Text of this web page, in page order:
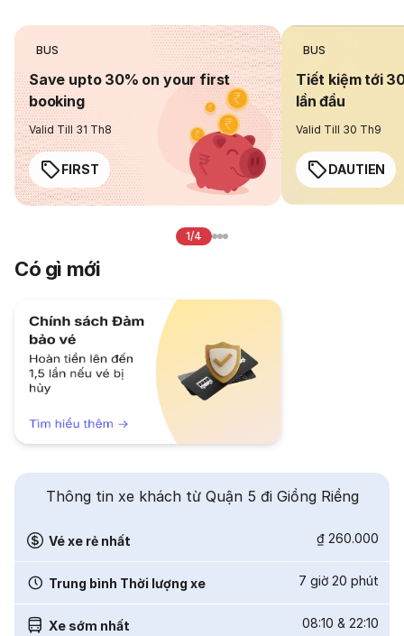
BUS
Save upto 30% on your first
booking
Valid Till 31 Th8
FIRST
BUS
Tiết kiệm tới
lần đầu
Valid Till 30 Th9
DAUTIEN
1/4
Có gì mới
Thông tin xe khách từ Quận 5 đi Giồng Riềng
Vé xe rẻ nhất ₫ 260.000
Trung bình Thời lượng xe 7 giờ 20 phút
Xe sớm nhất 08:10 & 22:10